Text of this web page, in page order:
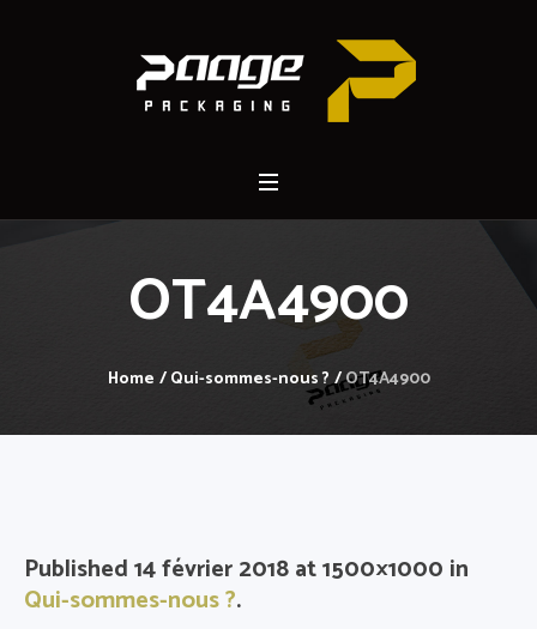
OT4A4900
Home /Qui-sommes-nous ?/OT4A4900
Published14 février 2018at 1500×1000 in
Qui-sommes-nous ?.